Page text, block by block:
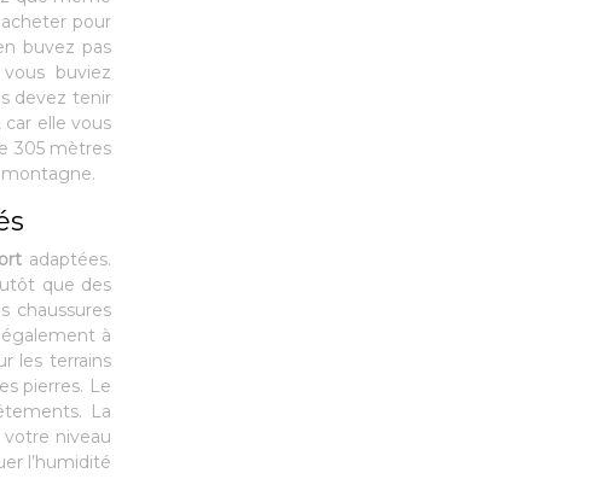
pour
buvez pas
buviez
devez tenir
car elle vous
305 mètres
adaptées.
que des
chaussures
à
les terrains
pierres. Le
La
niveau
l’humidité